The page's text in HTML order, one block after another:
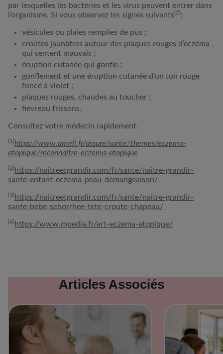
par lesquelles les bactéries et les virus peuvent entrer dans
l’organisme. Si vous observez les signes suivants(2):
vésicules ou plaies remplies de pus ;
croûtes jaunâtres autour des plaques rouges d’eczéma ,
qui sentent mauvais ;
éruption cutanée qui gonfle ;
gonflement et une éruption cutanée d’un ton rouge
foncé à violet ;
plaques rouges, chaudes au toucher ;
fièvreou frissons.
Consultez votre médecin rapidement.
(1)https://www.ameli.fr/assure/sante/themes/eczema-
atopique/reconnaitre-eczema-atopique
(2)https://naitreetgrandir.com/fr/sante/naitre-grandir-
sante-enfant-eczema-peau-demangeaison/
(3)https://naitreetgrandir.com/fr/sante/naitre-grandir-
sante-bebe-seborrhee-tete-croute-chapeau/
(4)https://www.mpedia.fr/art-eczema-atopique/
Articles Associés